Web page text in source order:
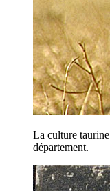
La culture
département.